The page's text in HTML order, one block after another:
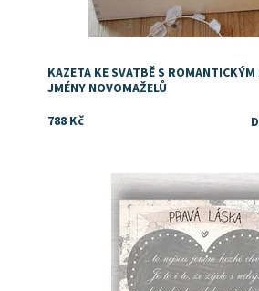
KAZETA KE SVATBĚ S
JMÉNY NOVOMAŽELŮ
788 Kč
Dostupnost: Skladem